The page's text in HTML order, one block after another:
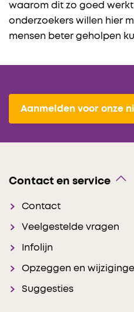
waarom dit zo goed
onderzoekers willen hier
mensen beter geholpen
Aanmelden voor onze
Contact en service
Contact
Veelgestelde vragen
Infolijn
Opzeggen en
Suggesties